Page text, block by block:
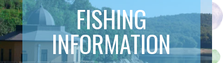
FISHING
INFORMATION